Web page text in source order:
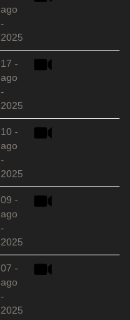
ago
-
2025
17 -
ago
-
2025
10 -
ago
-
2025
09 -
ago
-
2025
07 -
ago
-
2025